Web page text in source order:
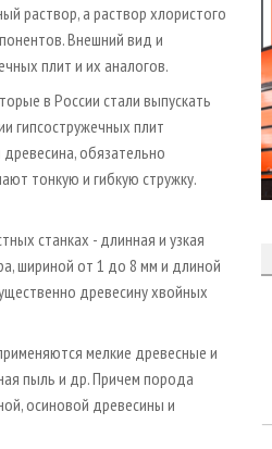
раствор, а раствор хлористого
Внешний вид и
плит и их аналогов.
в России стали выпускать
гипсостружечных плит
обязательно
тонкую и гибкую стружку.
станках - длинная и узкая
шириной от 1 до 8 мм и длиной
древесину хвойных
мелкие древесные и
пыль и др. Причем порода
осиновой древесины и